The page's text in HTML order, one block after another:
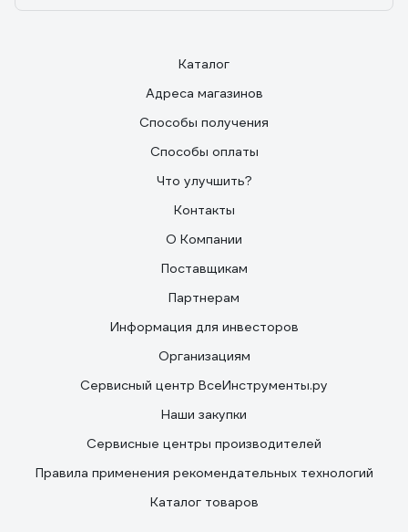
Каталог
Адреса магазинов
Способы получения
Способы оплаты
Что улучшить?
Контакты
О Компании
Поставщикам
Партнерам
Информация для инвесторов
Организациям
Сервисный центр ВсеИнструменты.ру
Наши закупки
Сервисные центры производителей
Правила применения рекомендательных технологий
Каталог товаров